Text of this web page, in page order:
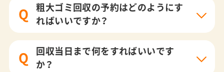
Q
粗大ゴミ回収の予約はどのようにす
ればいいですか？
Q
回収当日まで何をすればいいです
か？